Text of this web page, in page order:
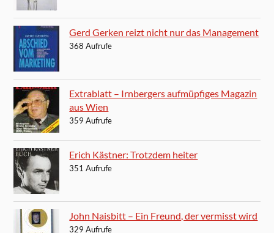
Gerd Gerken reizt nicht nur das Management
368 Aufrufe
Extrablatt – Irnbergers aufmüpfiges Magazin
aus Wien
359 Aufrufe
Erich Kästner: Trotzdem heiter
351 Aufrufe
John Naisbitt – Ein Freund, der vermisst wird
329 Aufrufe